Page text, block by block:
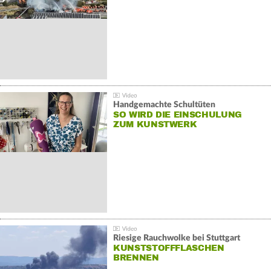
Handgemachte Schultüten
SO WIRD DIE EINSCHULUNG
ZUM KUNSTWERK
Riesige Rauchwolke bei Stuttgart
KUNSTSTOFFFLASCHEN
BRENNEN